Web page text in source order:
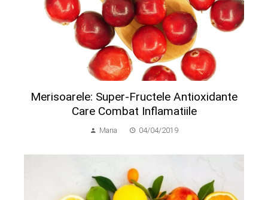
Merisoarele: Super-Fructele Antioxidante
Care Combat Inflamatiile
Maria 04/04/2019